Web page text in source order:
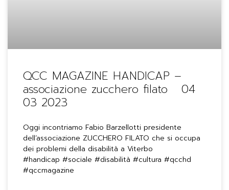
QCC MAGAZINE HANDICAP –
associazione zucchero filato 04
03 2023
Oggi incontriamo Fabio Barzellotti presidente
dell’associazione ZUCCHERO FILATO che si occupa
dei problemi della disabilità a Viterbo
#handicap #sociale #disabilità #cultura #qcchd
#qccmagazine